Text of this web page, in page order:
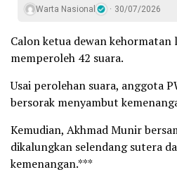
Warta Nasional 30/07/2026
Calon ketua dewan
memperoleh 42 suara.
Usai perolehan suara, anggota
bersorak menyambut
Kemudian, Akhmad Munir
dikalungkan selendang sutera
kemenangan.***